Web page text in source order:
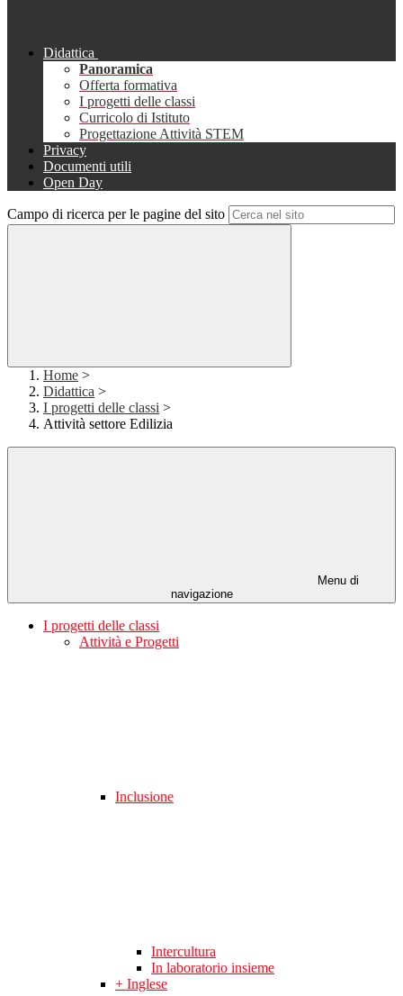
Didattica
Panoramica
Offerta formativa
I progetti delle classi
Curricolo di Istituto
Progettazione Attività STEM
Privacy
Documenti utili
Open Day
Campo di ricerca per le pagine del sito
Home >
Didattica >
I progetti delle classi >
Attività settore Edilizia
Menu di
navigazione
I progetti delle classi
Attività e Progetti
Inclusione
Intercultura
In laboratorio insieme
+ Inglese